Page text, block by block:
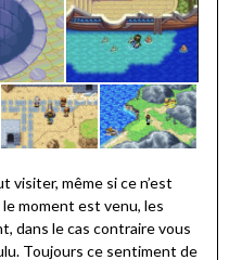
même si ce n’est
moment est venu, les
dans le cas contraire vous
Toujours ce sentiment de